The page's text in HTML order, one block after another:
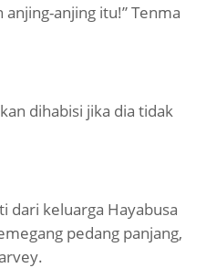
anjing itu!” Tenma
dihabisi jika dia tidak
dari keluarga Hayabusa
pedang panjang,